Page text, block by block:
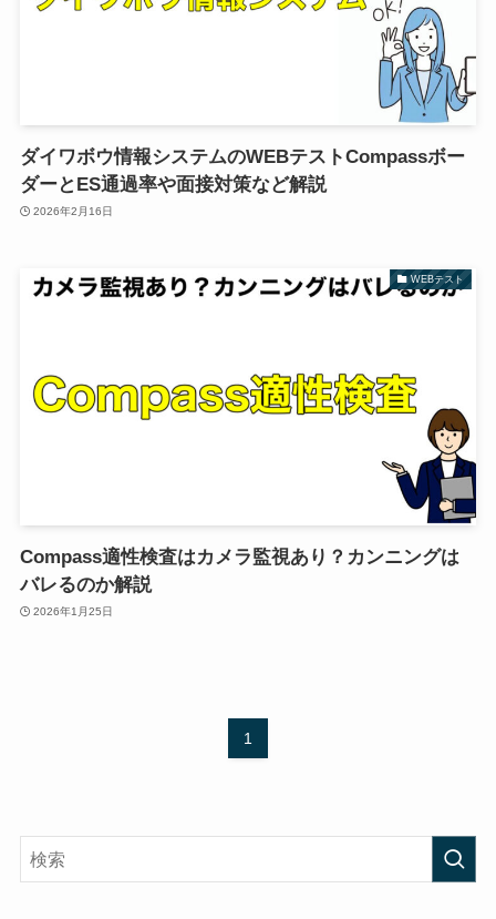
ダイワボウ情報システムのWEBテストCompassボー
ダーとES通過率や面接対策など解説
2026年2月16日
WEBテスト
Compass適性検査はカメラ監視あり？カンニングは
バレるのか解説
2026年1月25日
1